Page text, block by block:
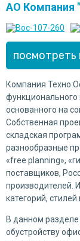
АО Компания
посмотреть
Компания Техно
функционального
основанного на
Собственная
складская
разнообразные
«free planning»,
поставщиков,
производителей.
категорий,
В данном
обустройству